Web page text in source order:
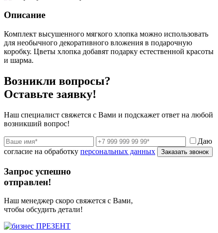
Описание
Комплект высушенного мягкого хлопка можно использовать
для необычного декоративного вложения в подарочную
коробку. Цветы хлопка добавят подарку естественной красоты
и шарма.
Возникли вопросы?
Оставьте заявку!
Наш специалист свяжется с Вами и подскажет ответ на любой
возникший вопрос!
Даю
согласие на обработку персональных данных Заказать звонок
Запрос успешно
отправлен!
Наш менеджер скоро свяжется с Вами,
чтобы обсудить детали!